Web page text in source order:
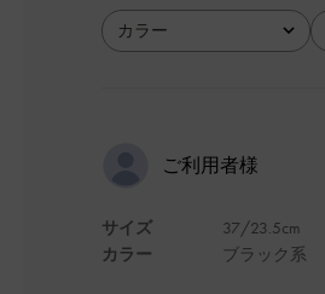
カラー
全て
ご利用者様
サイズ
カラー
37/23.5cm
ブラック系